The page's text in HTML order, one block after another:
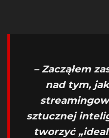
– Zacząłem
nad tym,
sztucznej
tworzyć